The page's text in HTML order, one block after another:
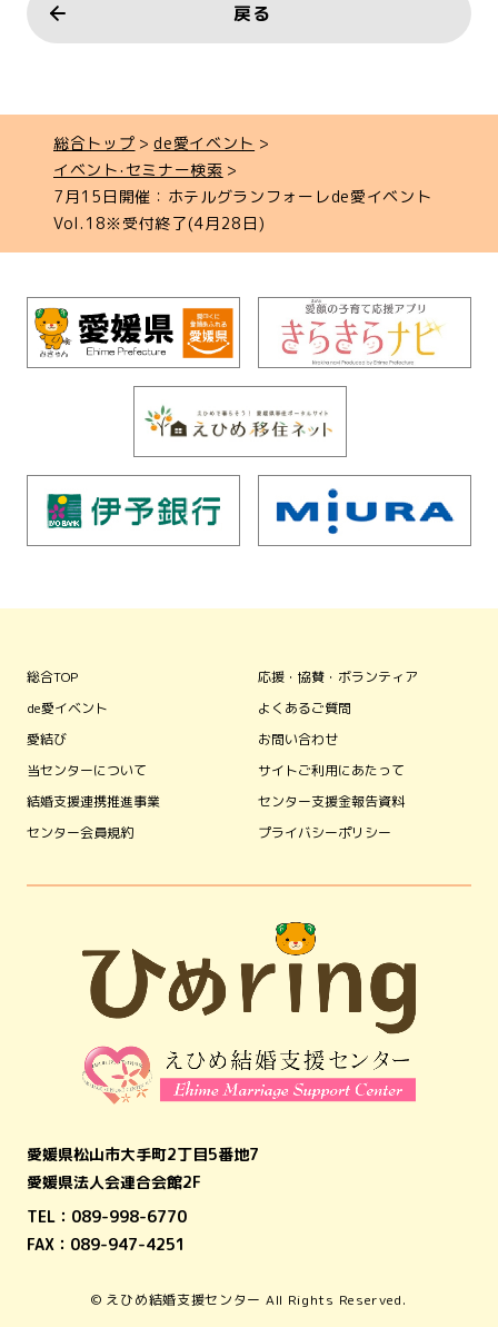
戻る
総合トップ
de愛イベント
イベント‧セミナー検索
7月15日開催：ホテルグランフォーレde愛イベント
Vol.18※受付終了(4月28日)
総合TOP
de愛イベント
愛結び
当センターについて
結婚支援連携推進事業
センター会員規約
応援・協賛・ボランティア
よくあるご質問
お問い合わせ
サイトご利用にあたって
センター支援金報告資料
プライバシーポリシー
愛媛県松山市大手町2丁目5番地7
愛媛県法人会連合会館2F
TEL： 089-998-6770
FAX：089-947-4251
© えひめ結婚支援センター All Rights Reserved.